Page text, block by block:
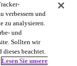
verbessern und
zu analysieren.
und
Sollten wir
dieses beachtet.
Lesen Sie unsere